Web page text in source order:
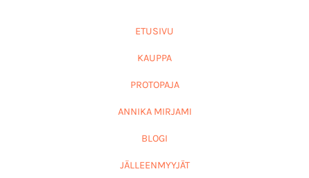
ETUSIVU
KAUPPA
PROTOPAJA
ANNIKA MIRJAMI
BLOGI
JÄLLEENMYYJÄT